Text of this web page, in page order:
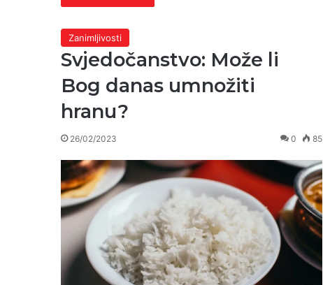
Zanimljivosti
Svjedočanstvo: Može li
Bog danas umnožiti
hranu?
26/02/2023 0 85